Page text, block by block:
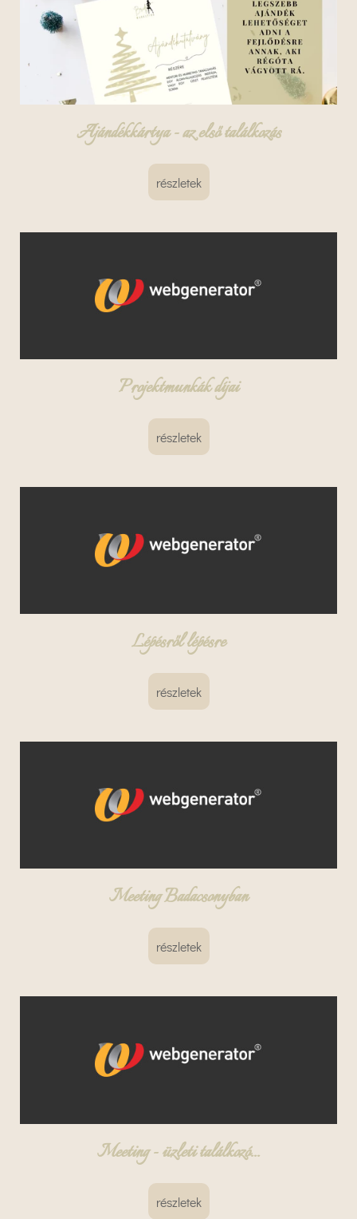
Ajándékkártya - az első találkozás
részletek
Projektmunkák díjai
részletek
Lépésről lépésre
részletek
Meeting Badacsonyban
részletek
Meeting - üzleti találkozó...
részletek